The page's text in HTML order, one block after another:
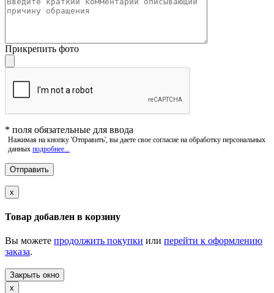
Прикрепить фото
* поля обязательные для ввода
Нажимая на кнопку 'Отправить', вы даете свое согласие на обработку персональных
данных подробнее...
x
Товар добавлен в корзину
Вы можете продолжить покупки или перейти к оформлению
заказа.
Закрыть окно
x